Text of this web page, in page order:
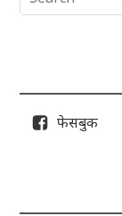
फेसबुक